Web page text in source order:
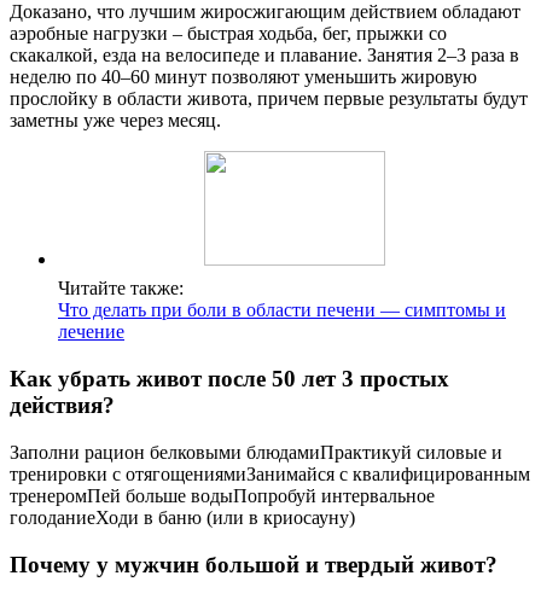
Доказано, что лучшим жиросжигающим действием обладают
аэробные нагрузки – быстрая ходьба, бег, прыжки со
скакалкой, езда на велосипеде и плавание. Занятия 2–3 раза в
неделю по 40–60 минут позволяют уменьшить жировую
прослойку в области живота, причем первые результаты будут
заметны уже через месяц.
Читайте также:
Что делать при боли в области печени — симптомы и
лечение
Как убрать живот после 50 лет 3 простых
действия?
Заполни рацион белковыми блюдамиПрактикуй силовые и
тренировки с отягощениямиЗанимайся с квалифицированным
тренеромПей больше водыПопробуй интервальное
голоданиеХоди в баню (или в криосауну)
Почему у мужчин большой и твердый живот?